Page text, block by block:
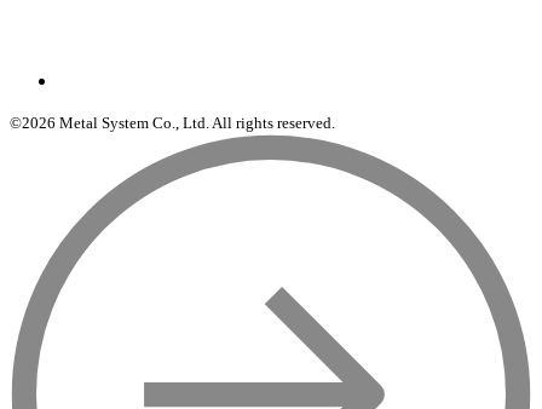
©2026 Metal System Co., Ltd. All rights reserved.